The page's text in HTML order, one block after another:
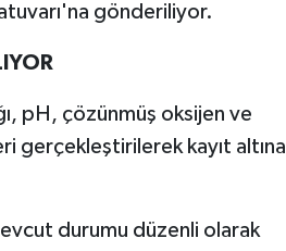
gönderiliyor.
pH, çözünmüş oksijen ve
gerçekleştirilerek kayıt altına
durumu düzenli olarak